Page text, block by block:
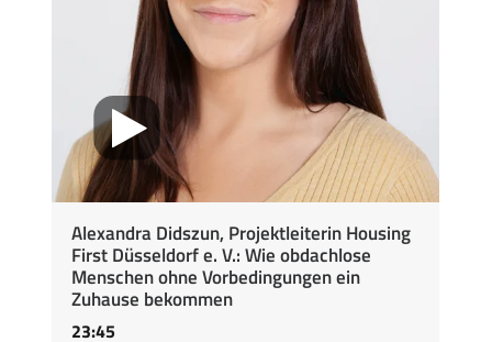
Alexandra Didszun, Projektleiterin Housing
First Düsseldorf e. V.: Wie obdachlose
Menschen ohne Vorbedingungen ein
Zuhause bekommen
23:45